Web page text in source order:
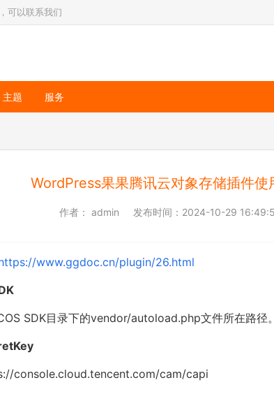
可以联系我们
主题 服务
WordPress果果腾讯云对象存储插件使
作者：admin 发布时间： 2024-10-29
www.ggdoc.cn/plugin/26.html
SDK目录下的vendor/autoload.php文件所在路径。
console.cloud.tencent.com/cam/capi